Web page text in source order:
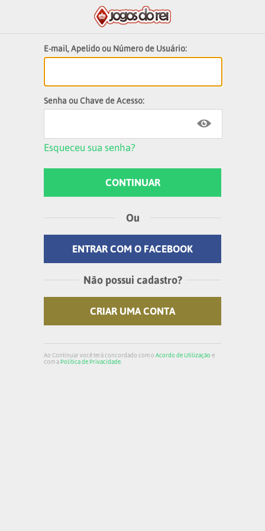
E-mail, Apelido ou Número de Usuário:
Senha ou Chave de Acesso:
Esqueceu sua senha?
Ou
ENTRAR COM O FACEBOOK
Não possui cadastro?
CRIAR UMA CONTA
Ao Continuar você terá concordado com o Acordo de Utilização e
com aPolítica de Privacidade